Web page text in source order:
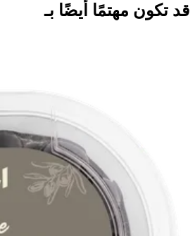
قد تكون مهتمًا أيضًا بـ